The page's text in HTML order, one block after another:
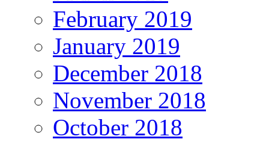
February 2019
January 2019
December 2018
November 2018
October 2018